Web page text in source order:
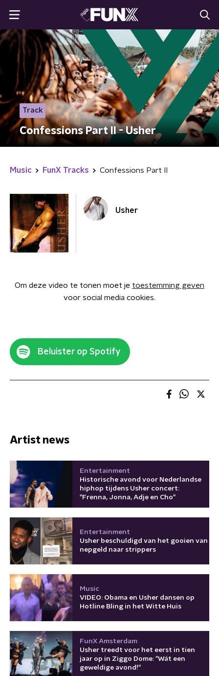
Track
Confessions Part II - Usher
Music FunX Tracks Confessions Part II
Usher
Om deze video te tonen moet je toestemming geven
voor social media cookies.
Beluister op Spotify
Artist news
Entertainment
Historische avond voor Nederlandse
hiphop tijdens Usher concert:
"Frenna, Jonna, Adje en Cho"
Entertainment
Usher beschuldigd van het gooien van
nepgeld naar strippers
Music
VIDEO: Obama en Usher dansen op
Hotline Bling in het Witte Huis
FunX Amsterdam
Usher treedt voor het eerst in tien
jaar op in Ziggo Dome: "Wát een
geweldige avond!"